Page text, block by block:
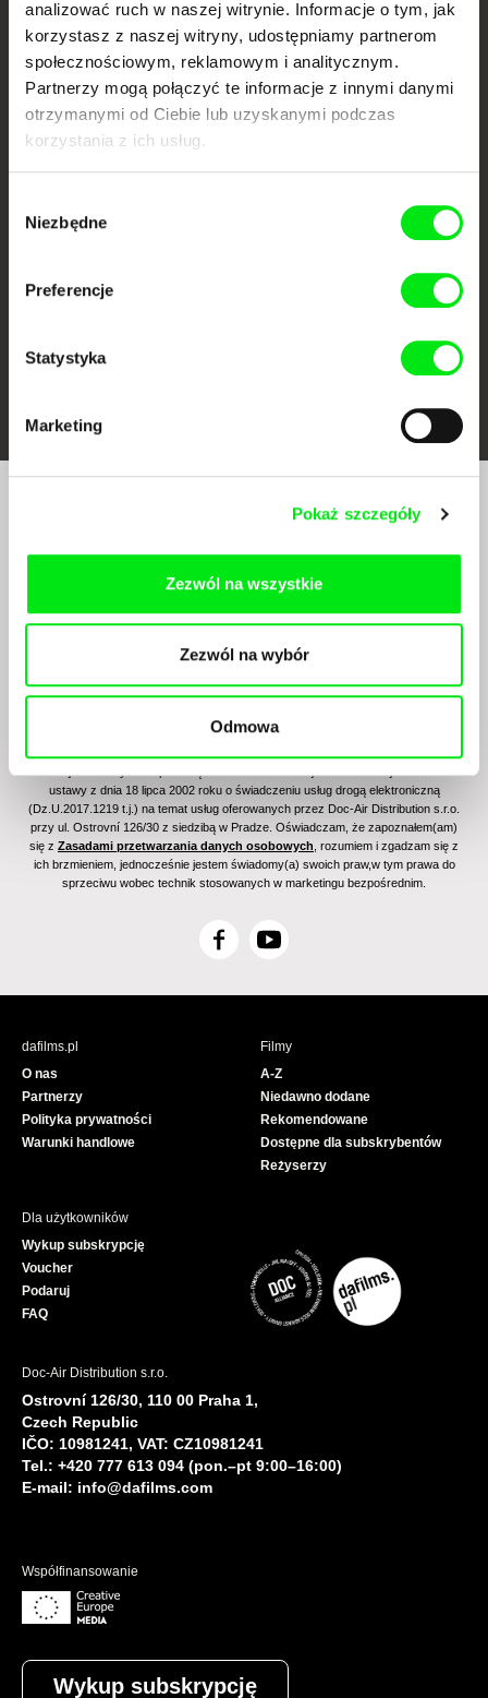
analizować ruch w naszej witrynie. Informacje o tym, jak
korzystasz z naszej witryny, udostępniamy partnerom
społecznościowym, reklamowym i analitycznym.
Partnerzy mogą połączyć te informacje z innymi danymi
otrzymanymi od Ciebie lub uzyskanymi podczas
korzystania z ich usług.
zgody
Niezbędne
Preferencje
Statystyka
Marketing
Pokaż szczegóły
Zezwól na wszystkie
Zezwól na wybór
Odmowa
CPH:DOX Doclisboa
Millennium Docs
DOK Leipzig
Czy chcesz regularnie otrzymywać newsletter z
Zapisując się na newsletter wyrażam zgodę na przesyłanie na podany adres e-mail
ustawy z dnia 18 lipca 2002 roku o świadczeniu usług drogą elektroniczną
(Dz.U.2017.1219 t.j.) na temat usług oferowanych przez Doc-Air Distribution s.r.o.
przy ul. Ostrovní 126/30 z siedzibą w Pradze. Oświadczam, że zapoznałem(am)
się z Zasadami przetwarzania danych osobowych , rozumiem i zgadzam się z
ich brzmieniem, jednocześnie jestem świadomy(a) swoich praw,w tym prawa do
sprzeciwu wobec technik stosowanych w marketingu bezpośrednim.
F
c
Y
u
e
dafilms.pl
O nas
Partnerzy
Polityka prywatności
Warunki handlowe
Filmy
A-Z
Niedawno dodane
Rekomendowane
Dostępne dla subskrybentów
Reżyserzy
Dla użytkowników
Wykup subskrypcję
Voucher
Podaruj
FAQ
Doc-Air Distribution s.r.o.
Ostrovní 126/30, 110 00 Praha 1,
Czech Republic
IČO: 10981241, VAT: CZ10981241
Tel.: +420 777 613 094 (pon.–pt 9:00–16:00)
E-mail: info@dafilms.com
Współfinansowanie
Wykup subskrypcję